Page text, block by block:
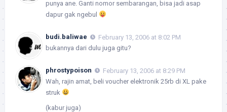
punya ane. Ganti nomor sembarangan, bisa jadi asap
dapur gak ngebul
budi.baliwae
February 13, 2006 at 8:02 PM
bukannya dari dulu juga gitu?
phrostypoison
February 13, 2006 at 8:29 PM
Wah, rajin amat, beli voucher elektronik 25rb di XL pake
struk
(kabur juga)